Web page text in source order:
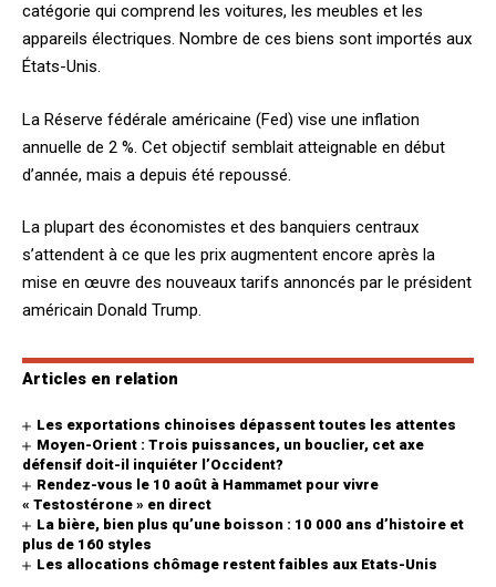
catégorie qui comprend les voitures, les meubles et les
appareils électriques. Nombre de ces biens sont importés aux
États-Unis.
La Réserve fédérale américaine (Fed) vise une inflation
annuelle de 2 %. Cet objectif semblait atteignable en début
d’année, mais a depuis été repoussé.
La plupart des économistes et des banquiers centraux
s’attendent à ce que les prix augmentent encore après la
mise en œuvre des nouveaux tarifs annoncés par le président
américain Donald Trump.
Articles en relation
Les exportations chinoises dépassent toutes les attentes
Moyen-Orient : Trois puissances, un bouclier, cet axe
défensif doit-il inquiéter l’Occident?
Rendez-vous le 10 août à Hammamet pour vivre
« Testostérone » en direct
La bière, bien plus qu’une boisson : 10 000 ans d’histoire et
plus de 160 styles
Les allocations chômage restent faibles aux Etats-Unis